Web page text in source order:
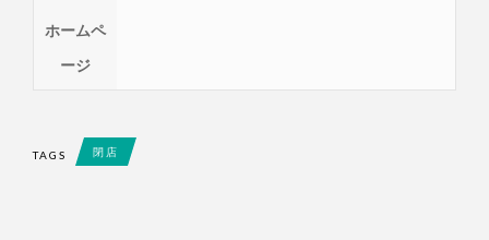
ホームペ
ージ
TAGS 閉店